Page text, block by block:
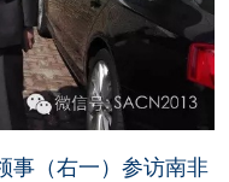
事（右一）参访南非